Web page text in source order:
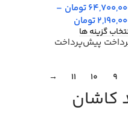
تومان –
تومان
گزینه ها
پیش‌پرداخت
9
10
11
→